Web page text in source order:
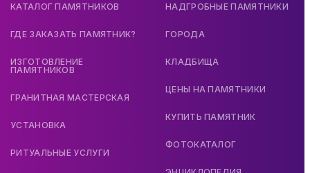
КАТАЛОГ ПАМЯТНИКОВ
ГДЕ ЗАКАЗАТЬ ПАМЯТНИК?
ИЗГОТОВЛЕНИЕ
ПАМЯТНИКОВ
ГРАНИТНАЯ МАСТЕРСКАЯ
УСТАНОВКА
РИТУАЛЬНЫЕ УСЛУГИ
НАДГРОБНЫЕ ПАМЯТНИКИ
ГОРОДА
КЛАДБИЩА
ЦЕНЫ НА ПАМЯТНИКИ
КУПИТЬ ПАМЯТНИК
ФОТОКАТАЛОГ